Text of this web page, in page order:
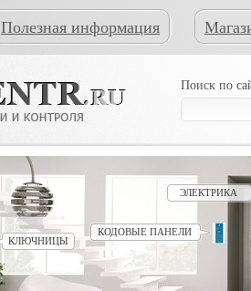
Полезная информация
Поиск по
ЭЛЕКТРИКА
КЛЮЧНИЦЫ
КОДОВЫЕ ПАНЕЛИ